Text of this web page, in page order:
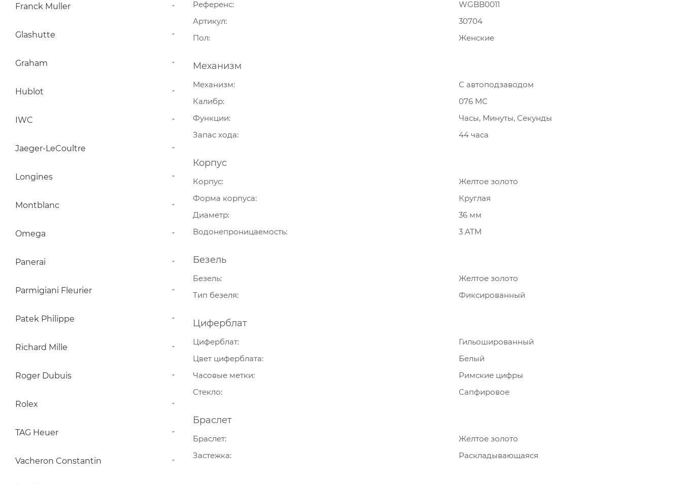
Референс
WGBB0011
Артикул
30704
Пол
Женские
Механизм
Механизм
С автоподзаводом
Калибр
076 MC
Функции
Часы, Минуты, Секунды
Запас хода
44 часа
Корпус
Корпус
Желтое золото
Форма корпуса
Круглая
Диаметр
36 мм
Водонепроницаемость
3 ATM
Безель
Безель
Желтое золото
Тип безеля
Фиксированный
Циферблат
Циферблат
Гильошированный
Цвет циферблата
Белый
Часовые метки
Римские цифры
Стекло
Сапфировое
Браслет
Браслет
Желтое золото
Застежка
Раскладывающаяся
Franck Muller
Glashutte
Graham
Hublot
IWC
Jaeger-LeCoultre
Longines
Montblanc
Omega
Panerai
Parmigiani Fleurier
Patek Philippe
Richard Mille
Roger Dubuis
Rolex
TAG Heuer
Vacheron Constantin